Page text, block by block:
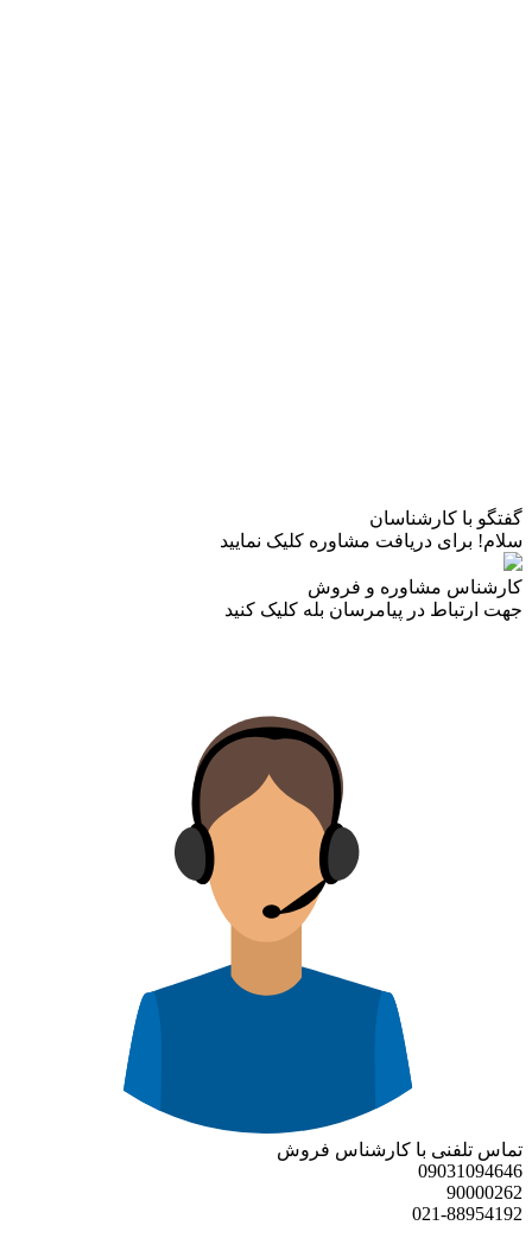
گفتگو با کارشناسان
سلام! برای دریافت مشاوره کلیک نمایید
کارشناس مشاوره و فروش
جهت ارتباط در پیامرسان بله کلیک کنید
تماس تلفنی با کارشناس فروش
09031094646
90000262
021-88954192